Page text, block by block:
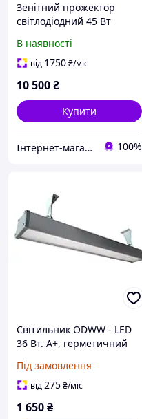
Зенітний прожектор
світлодіодний 45 Вт
метрів 1 градус
В наявності
від 1750₴/міс
10 500₴
Купити
Інтернет-магазин DVmarket 100%
Світильник ODWW - LED
36 Вт. А+, герметичний
Під замовлення
від275₴/міс
1 650₴